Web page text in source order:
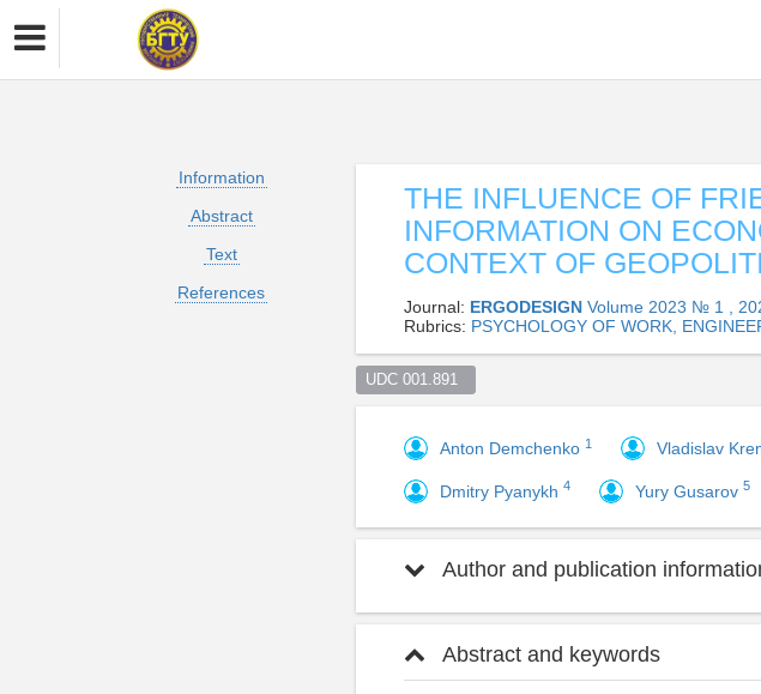
Information
Abstract
Text
References
THE INFLUENCE OF
INFORMATION ON
CONTEXT OF
Journal: ERGODESIGN Volume 2023 № 1 ,
Rubrics: PSYCHOLOGY OF WORK,
UDC 001.891
Anton Demchenko 1 Vladislav
Dmitry Pyanykh 4 Yury Gusarov 5
Author and publication
Abstract and keywords